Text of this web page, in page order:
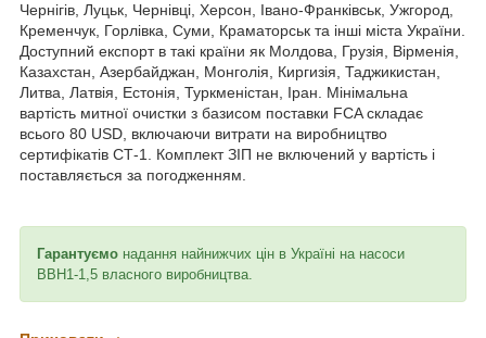
Чернігів, Луцьк, Чернівці, Херсон, Івано-Франківськ, Ужгород,
Кременчук, Горлівка, Суми, Краматорськ та інші міста України.
Доступний експорт в такі країни як Молдова, Грузія, Вірменія,
Казахстан, Азербайджан, Монголія, Киргизія, Таджикистан,
Литва, Латвія, Естонія, Туркменістан, Іран. Мінімальна
вартість митної очистки з базисом поставки FCA складає
всього 80 USD, включаючи витрати на виробництво
сертифікатів СТ-1. Комплект ЗІП не включений у вартість і
поставляється за погодженням.
Гарантуємо надання найнижчих цін в Україні на насоси
ВВН1-1,5 власного виробництва.